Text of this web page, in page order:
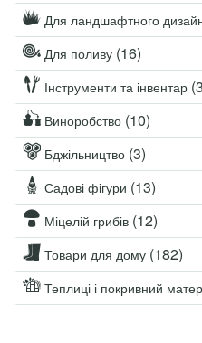
Для ландшафтного
Для поливу (16)
Інструменти та інвентар
Виноробство (10)
Бджільництво (3)
Садові фігури (13)
Міцелій грибів (12)
Товари для дому (182)
Теплиці і покривний